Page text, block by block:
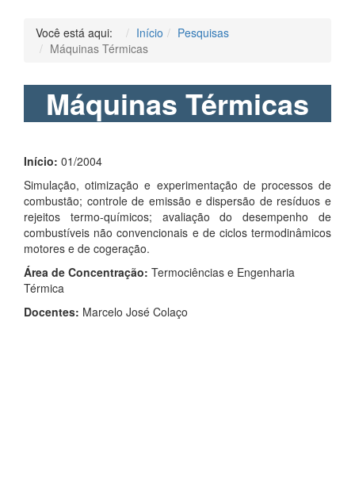
Você está aqui: Início
Pesquisas
Máquinas Térmicas
Máquinas Térmicas
Início: 01/2004
Simulação, otimização e experimentação de processos de
combustão; controle de emissão e dispersão de resíduos e
rejeitos termo-químicos; avaliação do desempenho de
combustíveis não convencionais e de ciclos termodinâmicos
motores e de cogeração.
Área de Concentração: Termociências e Engenharia
Térmica
Docentes: Marcelo José Colaço